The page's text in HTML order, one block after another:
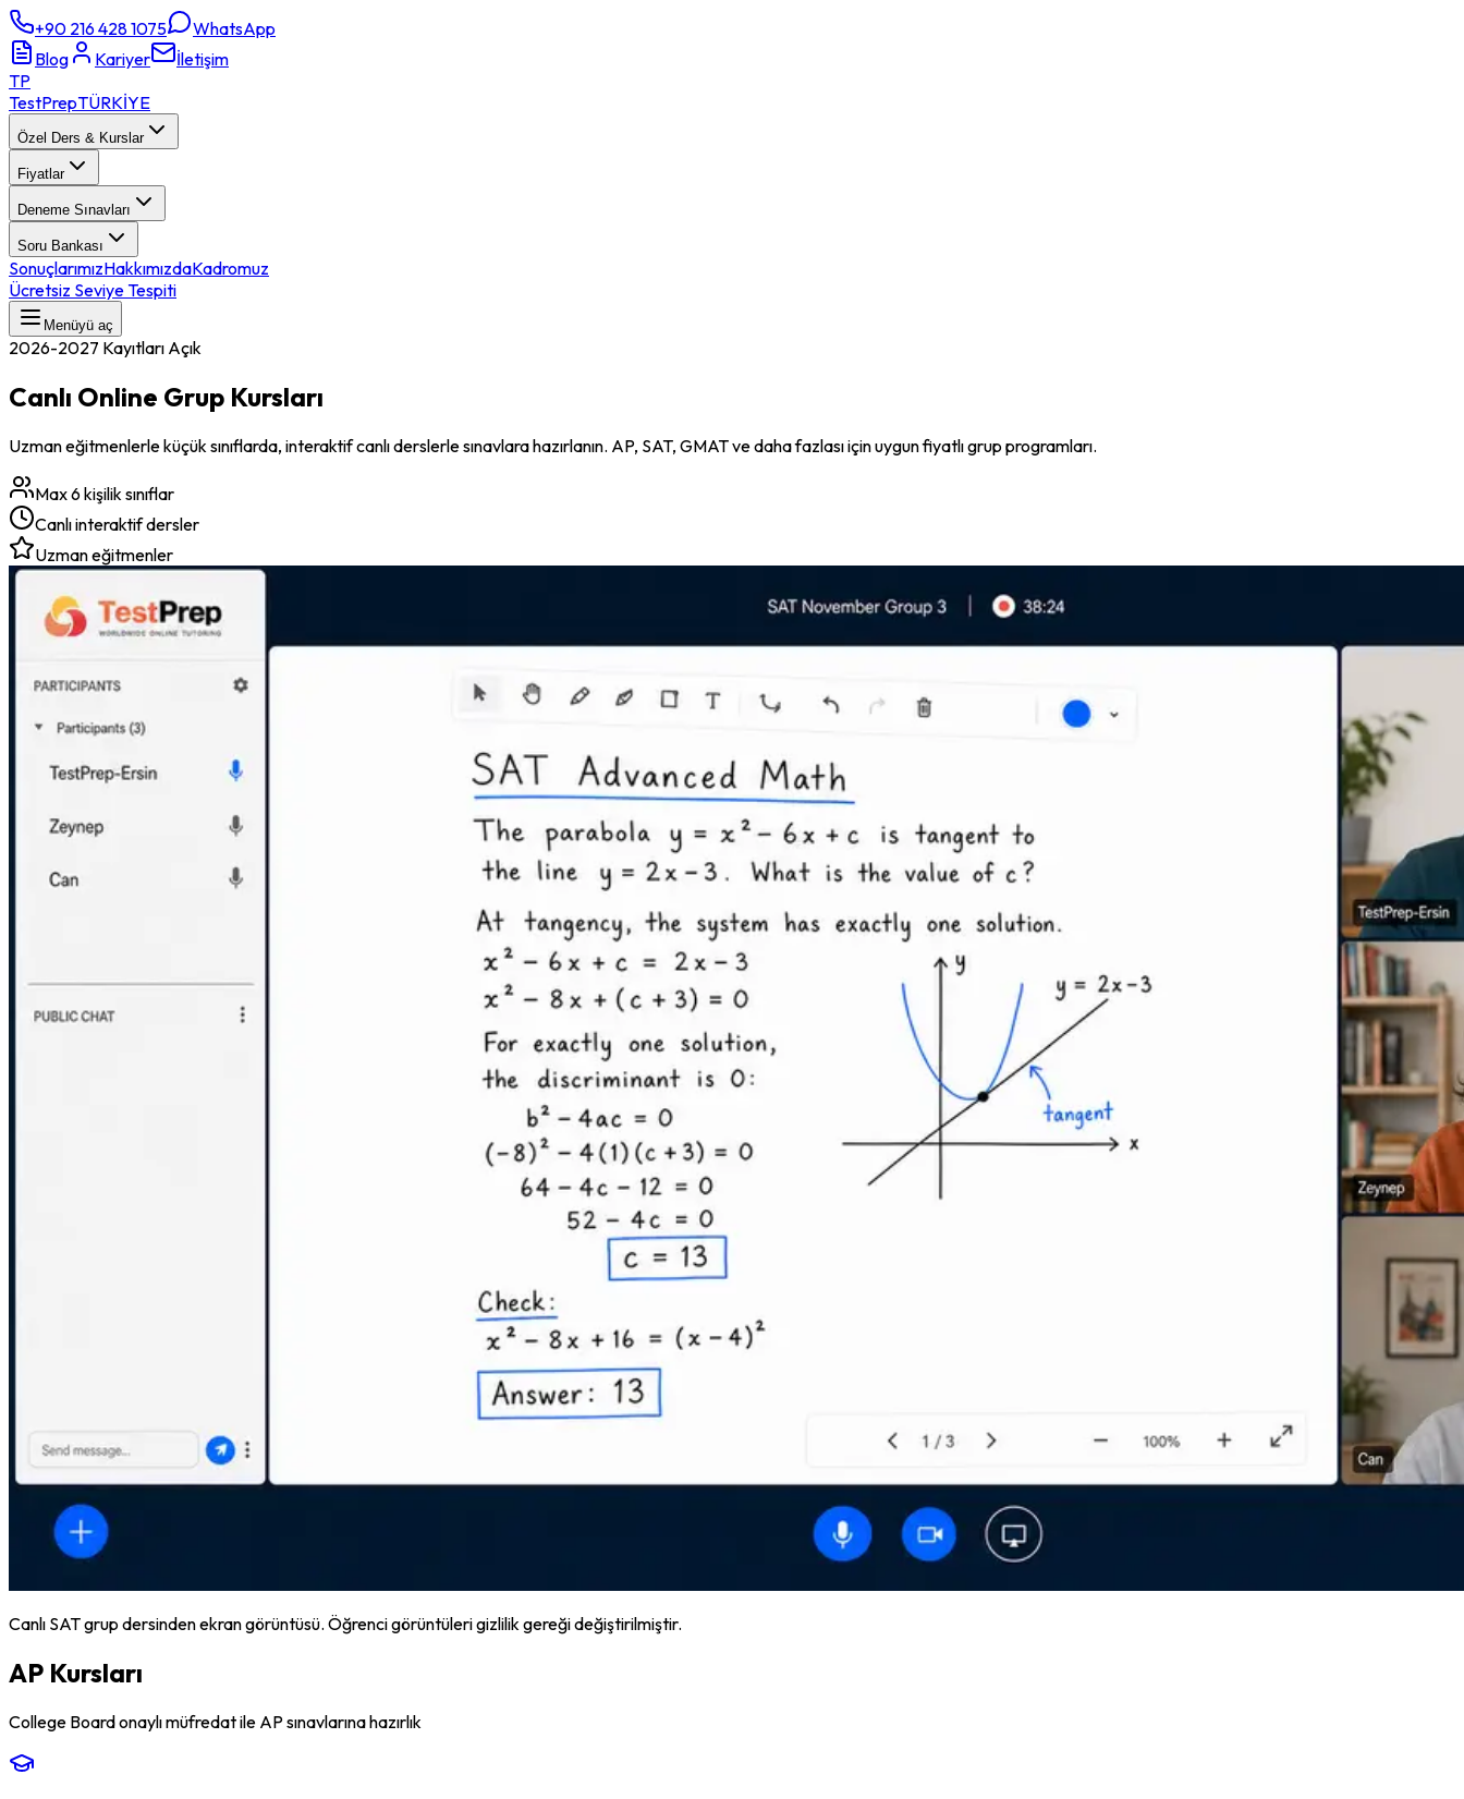
+90 216 428 1075
WhatsApp
Blog
Kariyer
İletişim
TP
TestPrepTÜRKİYE
Özel Ders & Kurslar
Fiyatlar
Deneme Sınavları
Soru Bankası
SonuçlarımızHakkımızdaKadromuz
Ücretsiz Seviye Tespiti
Menüyü aç
2026-2027 Kayıtları Açık
Canlı Online Grup Kursları
Uzman eğitmenlerle küçük sınıflarda, interaktif canlı derslerle sınavlara hazırlanın. AP, SAT, GMAT ve daha fazlası için uygun fiyatlı grup programları.
Max 6 kişilik sınıflar
Canlı interaktif dersler
Uzman eğitmenler
Canlı SAT grup dersinden ekran görüntüsü. Öğrenci görüntüleri gizlilik gereği değiştirilmiştir.
AP Kursları
College Board onaylı müfredat ile AP sınavlarına hazırlık